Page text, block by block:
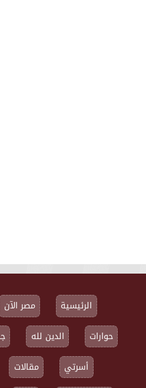
الرئيسية مصر الآن
حوارات
الدين لله
أسرتي
مقالات